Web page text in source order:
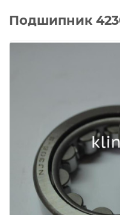
Подшипник